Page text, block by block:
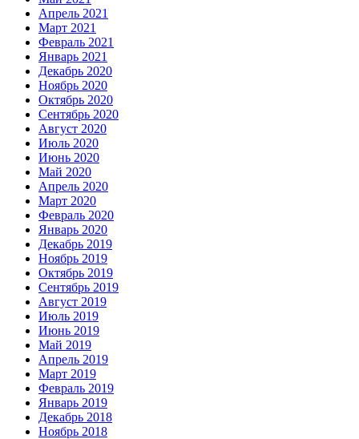
Апрель 2021
Март 2021
Февраль 2021
Январь 2021
Декабрь 2020
Ноябрь 2020
Октябрь 2020
Сентябрь 2020
Август 2020
Июль 2020
Июнь 2020
Май 2020
Апрель 2020
Март 2020
Февраль 2020
Январь 2020
Декабрь 2019
Ноябрь 2019
Октябрь 2019
Сентябрь 2019
Август 2019
Июль 2019
Июнь 2019
Май 2019
Апрель 2019
Март 2019
Февраль 2019
Январь 2019
Декабрь 2018
Ноябрь 2018